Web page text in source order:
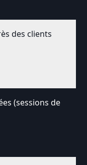
des clients
(sessions de